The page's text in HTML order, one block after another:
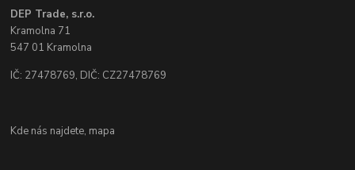
DEP Trade, s.r.o.
Kramolna 71
547 01 Kramolna
IČ: 27478769, DIČ: CZ27478769
Kde nás najdete, mapa